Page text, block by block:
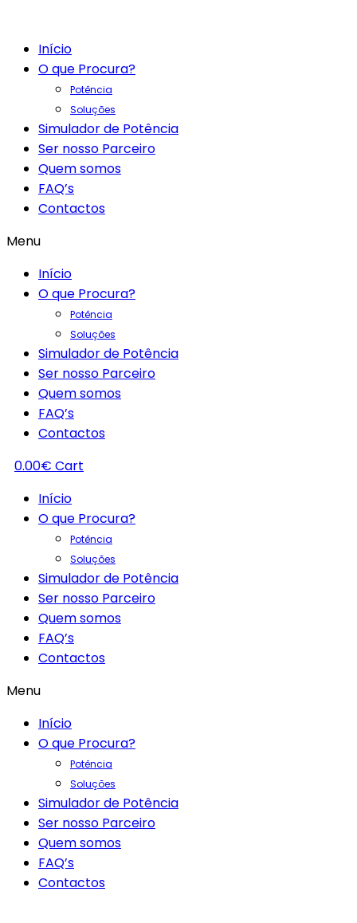
Início
O que Procura?
Potência
Soluções
Simulador de Potência
Ser nosso Parceiro
Quem somos
FAQ’s
Contactos
Menu
Início
O que Procura?
Potência
Soluções
Simulador de Potência
Ser nosso Parceiro
Quem somos
FAQ’s
Contactos
0.00€ Cart
Início
O que Procura?
Potência
Soluções
Simulador de Potência
Ser nosso Parceiro
Quem somos
FAQ’s
Contactos
Menu
Início
O que Procura?
Potência
Soluções
Simulador de Potência
Ser nosso Parceiro
Quem somos
FAQ’s
Contactos